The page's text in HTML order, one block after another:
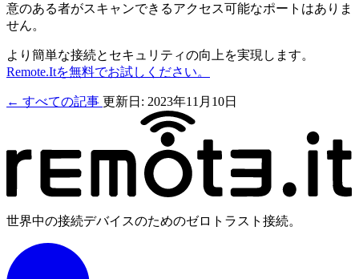
意のある者がスキャンできるアクセス可能なポートはありま
せん。
より簡単な接続とセキュリティの向上を実現します。
Remote.Itを無料でお試しください。
← すべての記事 更新日: 2023年11月10日
世界中の接続デバイスのためのゼロトラスト接続。